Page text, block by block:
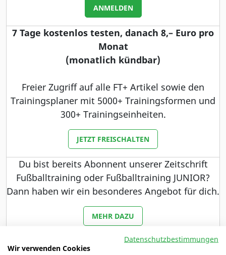
ANMELDEN
7 Tage kostenlos testen, danach 8,– Euro pro
Monat
(monatlich kündbar)
Freier Zugriff auf alle FT+ Artikel sowie den
Trainingsplaner mit 5000+ Trainingsformen und
300+ Trainingseinheiten.
JETZT FREISCHALTEN
Du bist bereits Abonnent unserer Zeitschrift
Fußballtraining oder Fußballtraining JUNIOR?
Dann haben wir ein besonderes Angebot für dich.
MEHR DAZU
Datenschutzbestimmungen
Wir verwenden Cookies